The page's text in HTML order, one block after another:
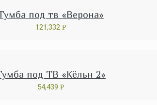
под тв «Верона»
121,332Р
под ТВ «Кёльн 2»
54,439Р